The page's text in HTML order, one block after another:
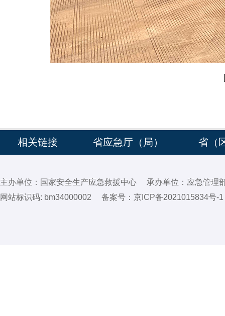
相关链接 省应急厅（局） 省（
主办单位：国家安全生产应急救援中心 承办单位：应急管理
网站标识码: bm34000002 备案号： 京ICP备2021015834号-1